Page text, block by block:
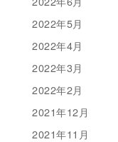
2022年5月
2022年4月
2022年3月
2022年2月
2021年12月
2021年11月